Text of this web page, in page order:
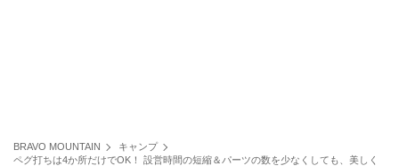
BRAVO MOUNTAIN
キャンプ
ペグ打ちは4か所だけでOK！ 設営時間の短縮＆パーツの数を少なくしても、美しく